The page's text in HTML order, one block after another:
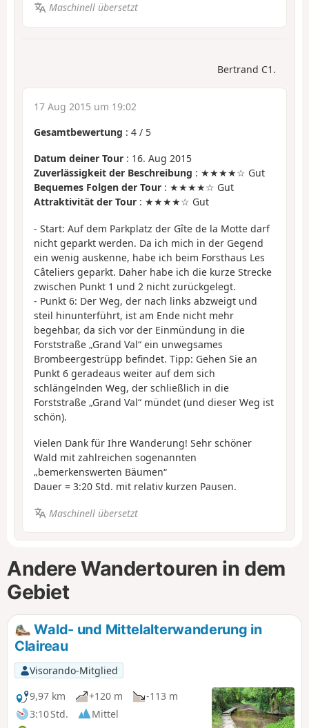
Maschinell übersetzt
Bertrand C1.
17 Aug 2015 um 19:02
Gesamtbewertung : 4 / 5
Datum deiner Tour : 16. Aug 2015
Zuverlässigkeit der Beschreibung : ★★★★☆ Gut
Bequemes Folgen der Tour : ★★★★☆ Gut
Attraktivität der Tour : ★★★★☆ Gut
- Start: Auf dem Parkplatz der Gîte de la Motte darf
nicht geparkt werden. Da ich mich in der Gegend
ein wenig auskenne, habe ich beim Forsthaus Les
Câteliers geparkt. Daher habe ich die kurze Strecke
zwischen Punkt 1 und 2 nicht zurückgelegt.
- Punkt 6: Der Weg, der nach links abzweigt und
steil hinunterführt, ist am Ende nicht mehr
begehbar, da sich vor der Einmündung in die
Forststraße „Grand Val“ ein unwegsames
Brombeergestrüpp befindet. Tipp: Gehen Sie an
Punkt 6 geradeaus weiter auf dem sich
schlängelnden Weg, der schließlich in die
Forststraße „Grand Val“ mündet (und dieser Weg ist
schön).
Vielen Dank für Ihre Wanderung! Sehr schöner
Wald mit zahlreichen sogenannten
„bemerkenswerten Bäumen“
Dauer = 3:20 Std. mit relativ kurzen Pausen.
Maschinell übersetzt
Andere Wandertouren in dem
Gebiet
Wald- und Mittelalterwanderung in
Claireau
Visorando-Mitglied
9,97 km
+120 m
-113 m
3:10 Std.
Mittel